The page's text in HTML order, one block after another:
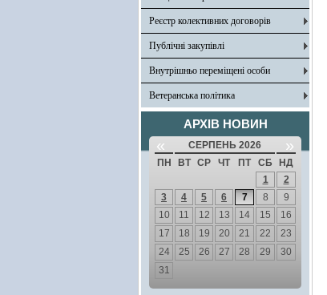
Реєстр колективних договорів
Публічні закупівлі
Внутрішньо переміщені особи
Ветеранська політика
АРХІВ НОВИН
« СЕРПЕНЬ 2026 »
ПН ВТ СР ЧТ ПТ СБ
НД
1
2
3
4 5 6 7 8
9
10
11 12 13 14 15
16
17
18 19 20 21 22
23
24
25 26 27 28 29
30
31